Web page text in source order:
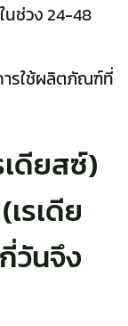
นช่วง 24-48
ารใช้ผลิตภัณฑ์ที่
เดียสซ์)
เรเดีย
วันจึง